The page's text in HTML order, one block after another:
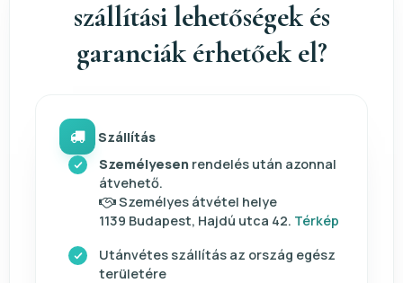
szállítási lehetőségek és
garanciák érhetőek el?
Szállítás
Személyesen rendelés után azonnal
átvehető.
Személyes átvétel helye
1139 Budapest, Hajdú utca 42. Térkép
Utánvétes szállítás az ország egész
területére